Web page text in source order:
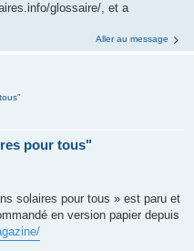
glossaire/, et a
Aller au message
pour tous"
solaires pour tous » est paru et
en version papier depuis